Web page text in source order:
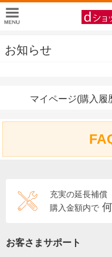
お知らせ
マイページ(購入履
充実の延長補償
購入金額内で
お客さまサポート